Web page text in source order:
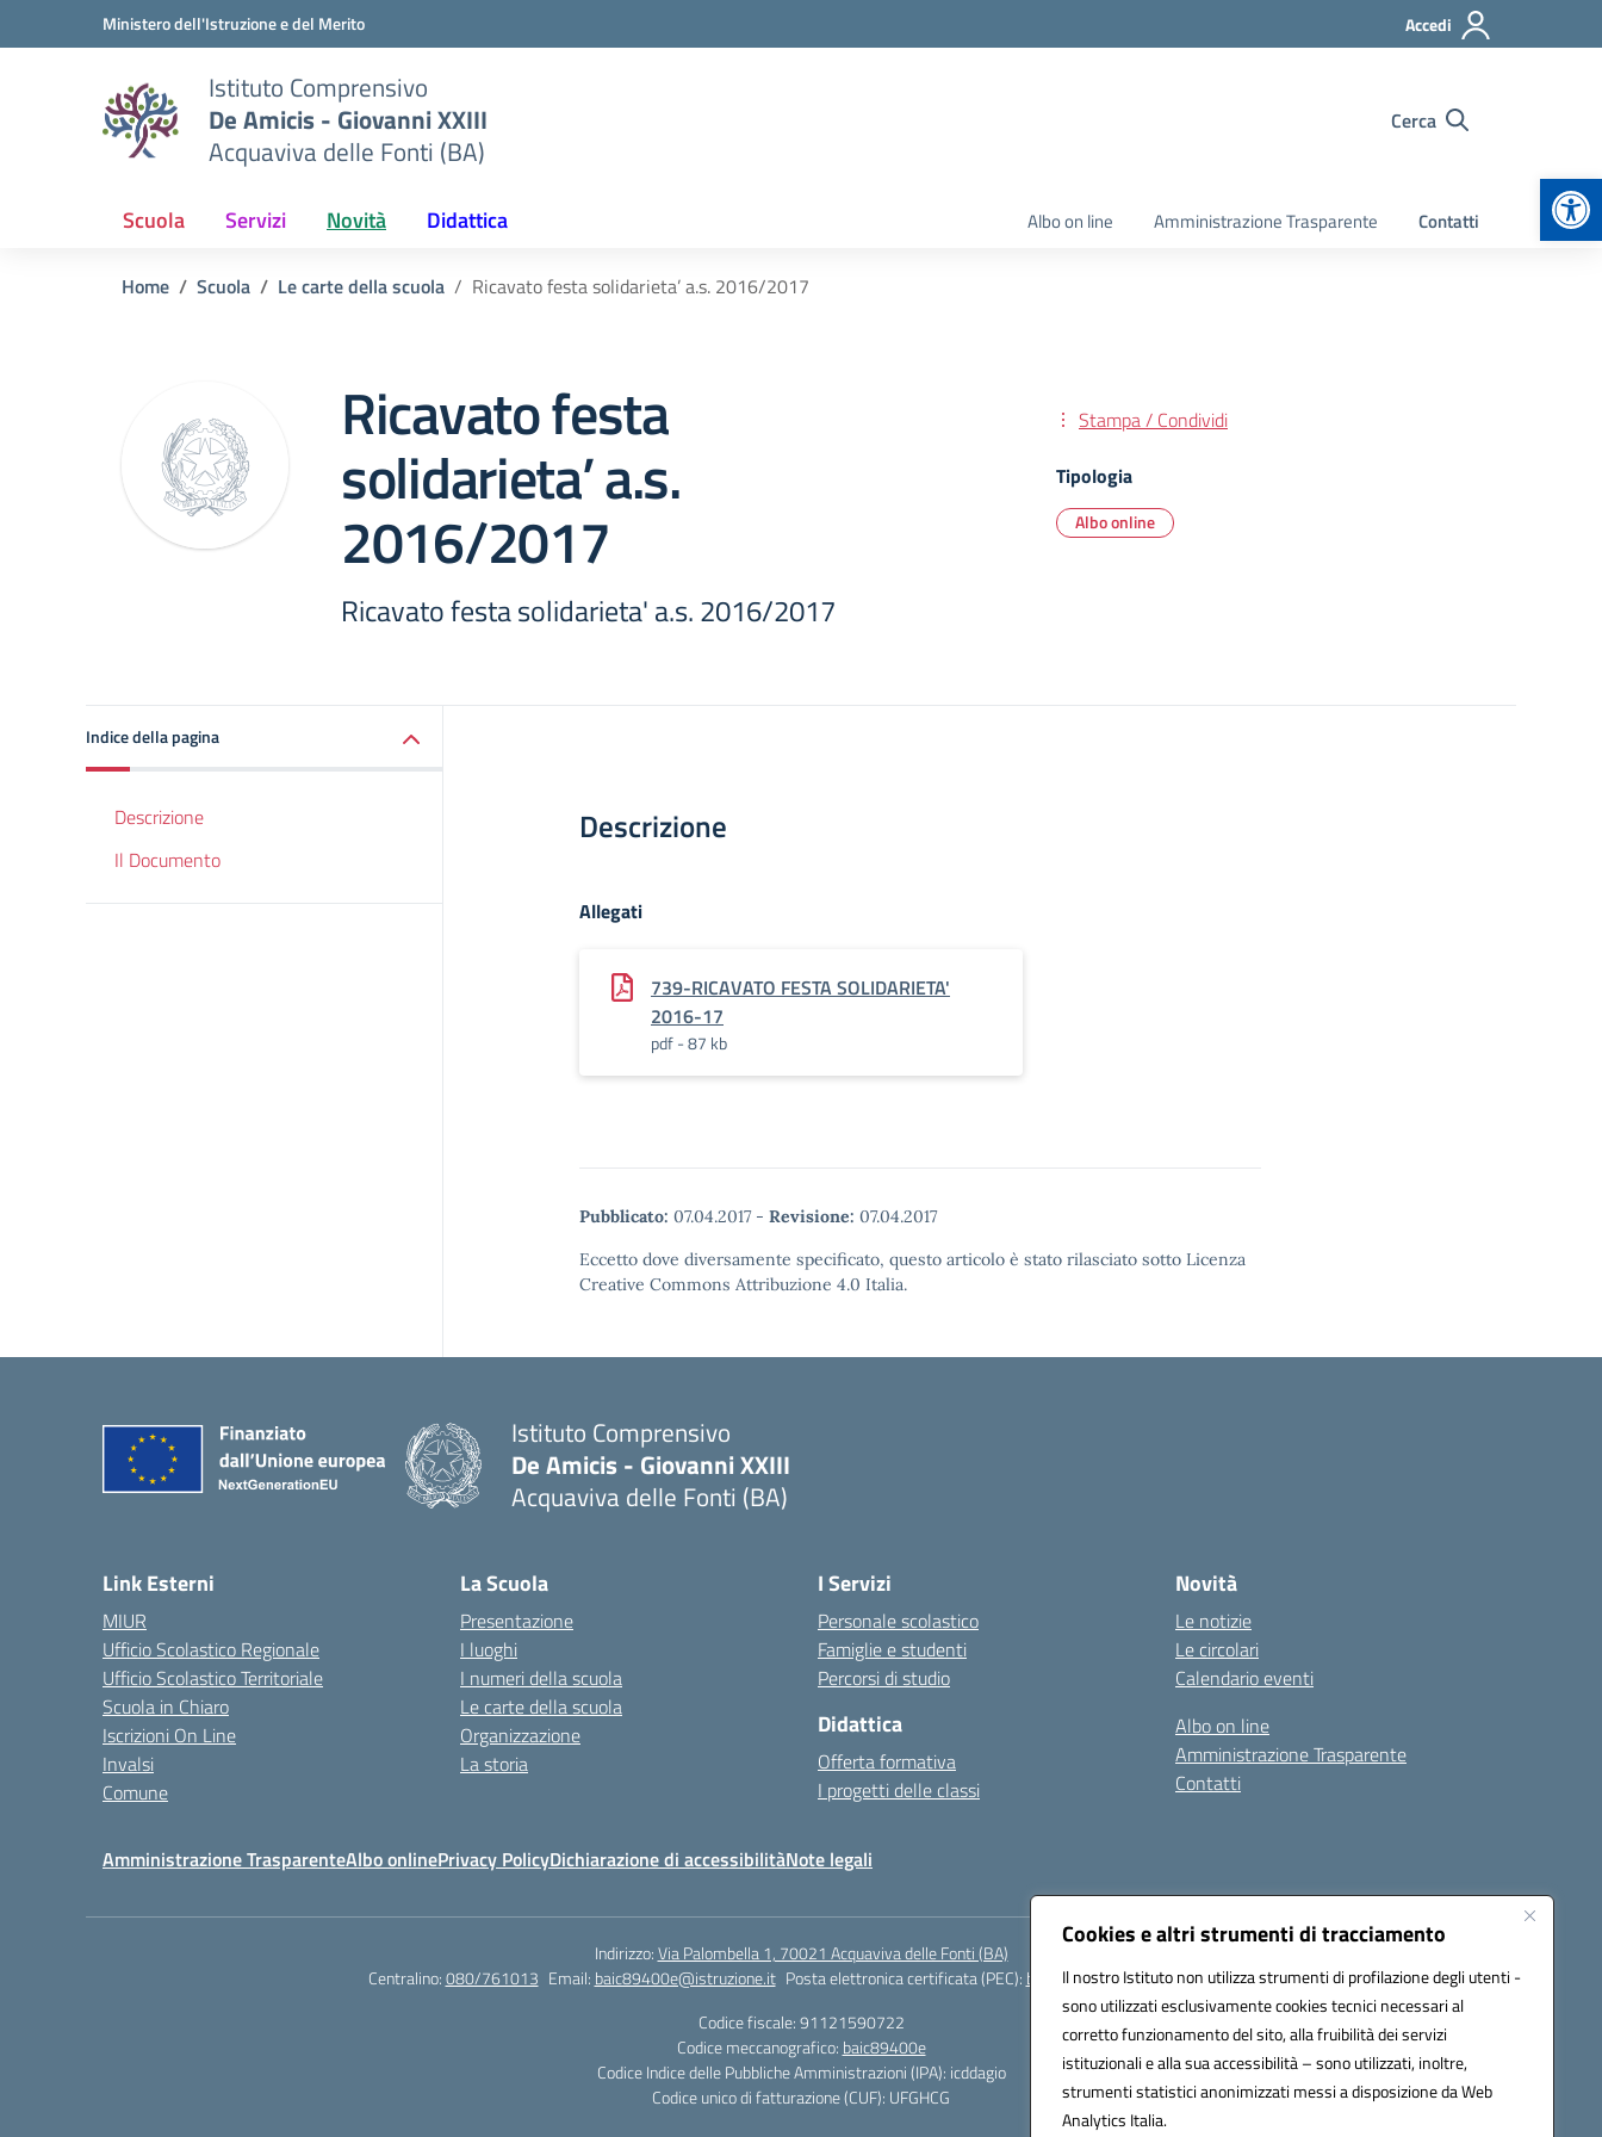
Cookies e altri strumenti di tracciamento
Il nostro Istituto non utilizza strumenti di profilazione degli utenti -
sono utilizzati esclusivamente cookies tecnici necessari al
corretto funzionamento del sito, alla fruibilità dei servizi
istituzionali e alla sua accessibilità – sono utilizzati, inoltre,
strumenti statistici anonimizzati messi a disposizione da Web
Analytics Italia.
Vai ai contenuti
Vai al menu di navigazioneMinistero dell'Istruzione e del Merito Accedi
Istituto Comprensivo
De Amicis - Giovanni XXIII
Acquaviva delle Fonti (BA)
Cerca
Scuola Servizi Novità Didattica Albo on line Amministrazione Trasparente Contatti
Home Scuola Le carte della scuola Ricavato festa solidarieta’ a.s. 2016/2017
Ricavato festa
solidarieta’ a.s.
2016/2017
Ricavato festa solidarieta' a.s. 2016/2017
Stampa / Condividi
Tipologia
Albo online
Indice della pagina
Descrizione
Il Documento
Descrizione
Allegati
739-RICAVATO FESTA SOLIDARIETA'
2016-17
pdf - 87 kb
Pubblicato: 07.04.2017 - Revisione: 07.04.2017
Eccetto dove diversamente specificato, questo articolo è stato rilasciato sotto Licenza
Creative Commons Attribuzione 4.0 Italia.
Istituto Comprensivo
De Amicis - Giovanni XXIII
Acquaviva delle Fonti (BA)
Link Esterni
MIUR
Ufficio Scolastico Regionale
Ufficio Scolastico Territoriale
Scuola in Chiaro
Iscrizioni On Line
Invalsi
Comune
La Scuola
Presentazione
I luoghi
I numeri della scuola
Le carte della scuola
Organizzazione
La storia
I Servizi
Personale scolastico
Famiglie e studenti
Percorsi di studio
Didattica
Offerta formativa
I progetti delle classi
Novità
Le notizie
Le circolari
Calendario eventi
Albo on line
Amministrazione Trasparente
Contatti
Amministrazione TrasparenteAlbo onlinePrivacy PolicyDichiarazione di accessibilitàNote legali
Indirizzo:Via Palombella 1, 70021 Acquaviva delle Fonti (BA)
Centralino:080/761013 Email: baic89400e@istruzione.it Posta elettronica certificata (PEC): baic89400e@pec.istruzione.it
Codice fiscale: 91121590722
Codice meccanografico: baic89400e
Codice Indice delle Pubbliche Amministrazioni (IPA): icddagio
Codice unico di fatturazione (CUF): UFGHCG